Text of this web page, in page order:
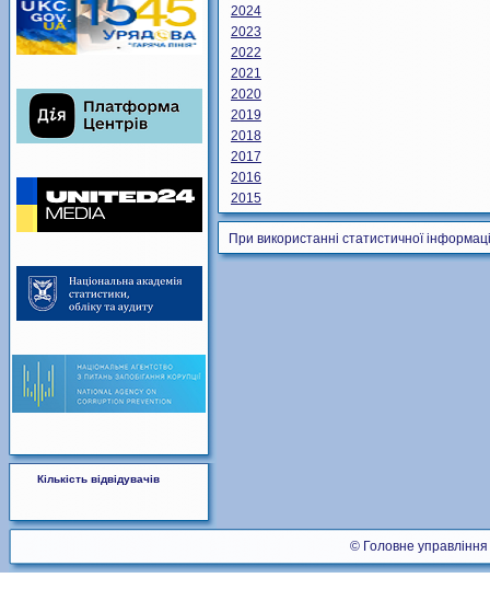
Кількість відвідувачів
2024
2023
2022
2021
2020
2019
2018
2017
2016
2015
При використанні статистичної
© Головне управління